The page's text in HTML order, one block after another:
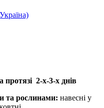
протязі 2-х-3-х днів
та рослинами: навесні у